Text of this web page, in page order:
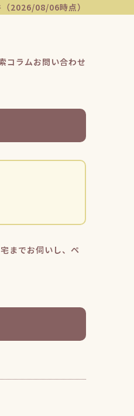
2026/08/06時点）
コラムお問い合わせ
までお伺いし、ペ